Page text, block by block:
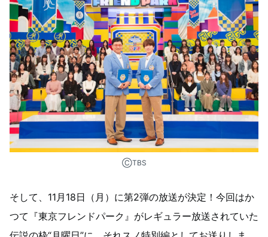
ⒸTBS
そして、11月18日（月）に第2弾の放送が決定！今回はか
つて『東京フレンドパーク』がレギュラー放送されていた